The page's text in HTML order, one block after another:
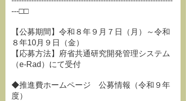
---□□
【公募期間】令和８年９月７日（月）～令和
８年10月９日（金）
【応募方法】府省共通研究開発管理システム
（e-Rad）にて受付
◆推進費ホームページ 公募情報（令和９年
度）